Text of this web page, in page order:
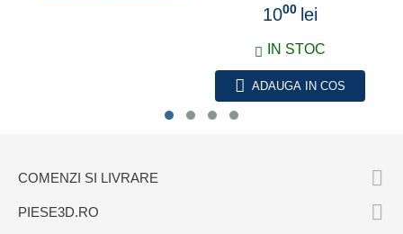
1000 lei
IN STOC
ADAUGA IN COS
COMENZI SI LIVRARE 
PIESE3D.RO 